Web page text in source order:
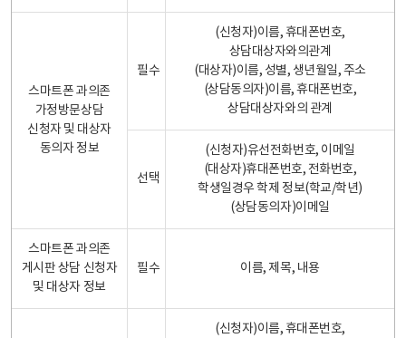
스마트폰 과의존
가정방문상담
신청자 및 대상자
동의자 정보
필수
(신청자)이름, 휴대폰번호,
상담대상자와의관계
(대상자)이름, 성별, 생년월일, 주소
(상담동의자)이름, 휴대폰번호,
상담대상자와의 관계
선택
(신청자)유선전화번호, 이메일
(대상자)휴대폰번호, 전화번호,
학생일경우 학제 정보(학교/학년)
(상담동의자)이메일
스마트폰 과의존
게시판 상담 신청자
및 대상자 정보
필수 이름, 제목, 내용
(신청자)이름, 휴대폰번호,